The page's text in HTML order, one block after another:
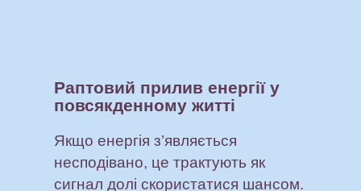
Раптовий прилив енергії у
повсякденному житті
Якщо енергія з’являється
несподівано, це трактують як
сигнал долі скористатися шансом.